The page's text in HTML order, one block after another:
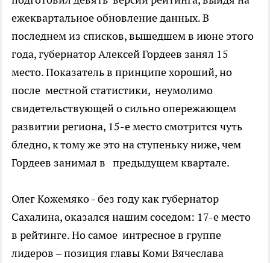
ежеквартальное обновление данных. В
последнем из списков, вышедшем в июне этого
года, губернатор Алексей Гордеев занял 15
место. Показатель в принципе хороший, но
после местной статистики, неумолимо
свидетельствующей о сильно опережающем
развитии региона, 15-е место смотрится чуть
бледно, к тому же это на ступеньку ниже, чем
Гордеев занимал в предыдущем квартале.
Олег Кожемяко - без году как губернатор
Сахалина, оказался нашим соседом: 17-е место
в рейтинге. Но самое интресное в группе
лидеров – позиция главы Коми Вячеслава